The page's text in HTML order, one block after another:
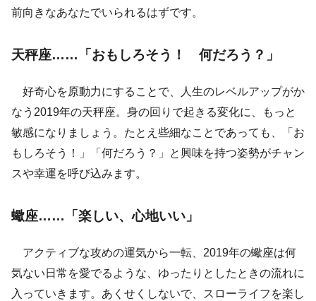
前向きなあなたでいられるはずです。
天秤座……「おもしろそう！ 何だろう？」
好奇心を原動力にすることで、人生のレベルアップがか
なう2019年の天秤座。身の回りで起きる変化に、もっと
敏感になりましょう。たとえ些細なことであっても、「お
もしろそう！」「何だろう？」と興味を持つ姿勢がチャン
スや幸運を呼び込みます。
蠍座……「楽しい、心地いい」
アクティブな攻めの運気から一転、2019年の蠍座は何
気ない日常を愛でるような、ゆったりとしたときの流れに
入っていきます。あくせくしないで、スローライフを楽し